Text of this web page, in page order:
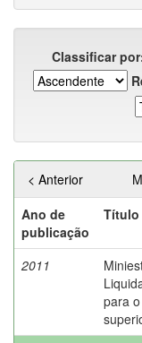
Classificar
< Anterior
Ano de
publicação
Título
2011
para